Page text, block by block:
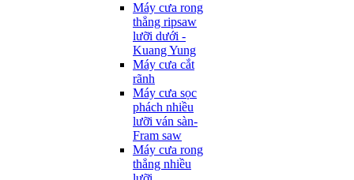
Máy cưa rong
thẳng ripsaw
lưỡi dưới -
Kuang Yung
Máy cưa cắt
rãnh
Máy cưa sọc
phách nhiều
lưỡi ván sàn-
Fram saw
Máy cưa rong
thẳng nhiều